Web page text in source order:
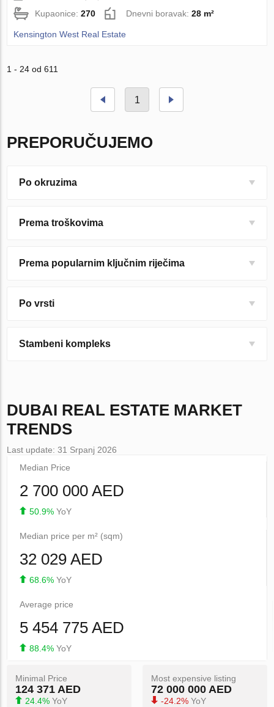
Kupaonice:270 Dnevni boravak:28 m²
Kensington West Real Estate
1 - 24 od 611
1
PREPORUČUJEMO
Po okruzima
Prema troškovima
Prema popularnim ključnim riječima
Po vrsti
Stambeni kompleks
DUBAI REAL ESTATE MARKET
TRENDS
Last update: 31 Srpanj 2026
Median Price
2 700 000 AED
50.9% YoY
Median price per m² (sqm)
32 029 AED
68.6% YoY
Average price
5 454 775 AED
88.4% YoY
Minimal Price
124 371 AED
24.4% YoY
Most expensive listing
72 000 000 AED
-24.2% YoY